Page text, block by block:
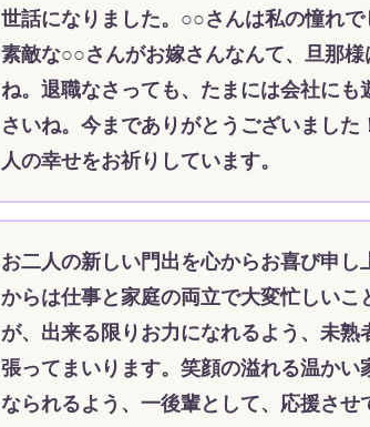
世話になりました。○○さんは私の憧れで
素敵な○○さんがお嫁さんなんて、旦那様
ね。退職なさっても、たまには会社にも
さいね。今までありがとうございました
人の幸せをお祈りしています。
お二人の新しい門出を心からお喜び申し
からは仕事と家庭の両立で大変忙しいこ
が、出来る限りお力になれるよう、未熟
張ってまいります。笑顔の溢れる温かい
なられるよう、一後輩として、応援させ